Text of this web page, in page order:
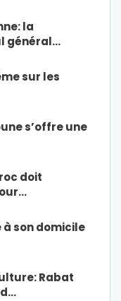
la
général…
sur les
s’offre une
doit
son domicile
Rabat